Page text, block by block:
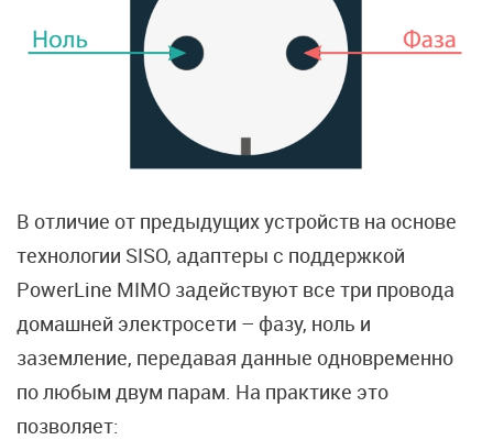
В отличие от предыдущих устройств на основе
технологии SISO, адаптеры с поддержкой
PowerLine MIMO задействуют все три провода
домашней электросети – фазу, ноль и
заземление, передавая данные одновременно
по любым двум парам. На практике это
позволяет: